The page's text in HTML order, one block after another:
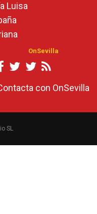
Luisa
OnSevilla
con OnSevilla
SL